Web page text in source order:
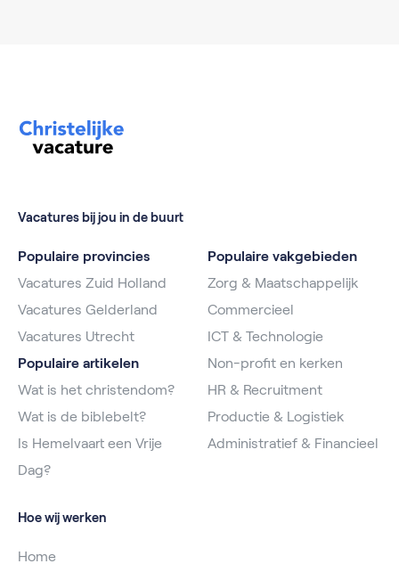
Vacatures bij jou in de buurt
Populaire provincies
Vacatures Zuid Holland
Vacatures Gelderland
Vacatures Utrecht
Populaire artikelen
Wat is het christendom?
Wat is de biblebelt?
Is Hemelvaart een Vrije
Dag?
Populaire vakgebieden
Zorg & Maatschappelijk
Commercieel
ICT & Technologie
Non-profit en kerken
HR & Recruitment
Productie & Logistiek
Administratief & Financieel
Hoe wij werken
Home